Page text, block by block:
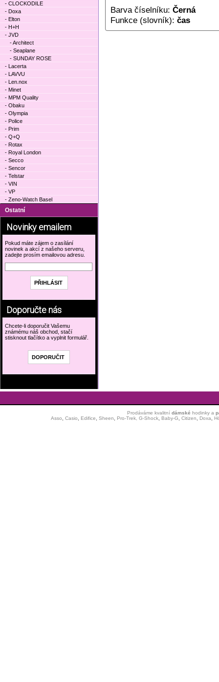
Barva číselníku: Černá
Funkce (slovník): čas
- CLOCKODILE
- Doxa
- Elton
- H+H
- JVD
- Architect
- Seaplane
- SUNDAY ROSE
- Lacerta
- LAVVU
- Len.nox
- Minet
- MPM Quality
- Obaku
- Olympia
- Police
- Prim
- Q+Q
- Rotax
- Royal London
- Secco
- Sencor
- Telstar
- VIN
- VP
- Zeno-Watch Basel
Ostatní
Novinky emailem
Pokud máte zájem o zasílání
novinek a akcí z našeho serveru,
zadejte prosím emailovou adresu.
Doporučte nás
Chcete-li doporučit Vašemu
známému náš obchod, stačí
stisknout tlačítko a vyplnit formulář.
Prodáváme kvalitní dámské hodinkya
Asso
Casio Edifice Sheen Pro-Trek, G-Shock, Baby-G Citizen Doxa